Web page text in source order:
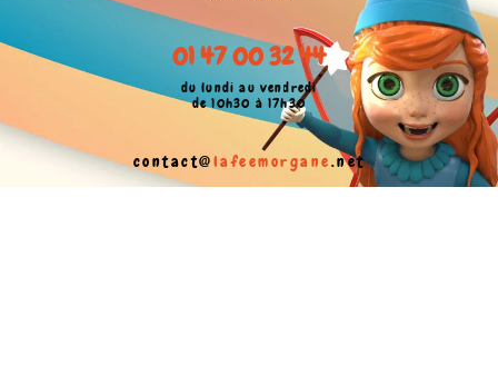
01 47 00 32 44
du lundi au vendredi
de 10h30 à 17h30
contact@lafeemorgane.net